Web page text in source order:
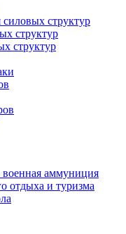
структур
структур
структур
аммуниция
отдыха и туризма